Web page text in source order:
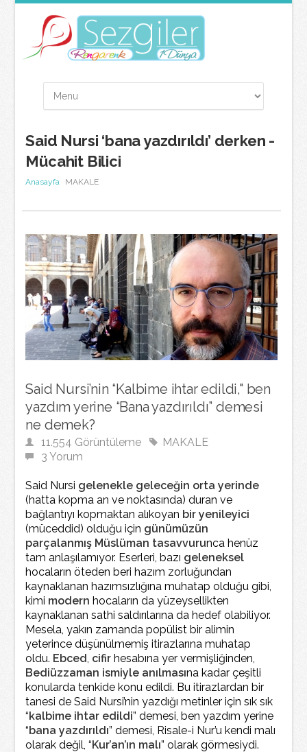
Said Nursi ‘bana yazdırıldı’ derken -
Mücahit Bilici
Anasayfa MAKALE
Said Nursi’nin “Kalbime ihtar edildi," ben
yazdım yerine “Bana yazdırıldı” demesi
ne demek?
11.554 Görüntüleme
MAKALE
3 Yorum
Said Nursi gelenekle geleceğin orta yerinde
(hatta kopma an ve noktasında) duran ve
bağlantıyı kopmaktan alıkoyan bir yenileyici
(müceddid) olduğu için günümüzün
parçalanmış Müslüman tasavvurunca henüz
tam anlaşılamıyor. Eserleri, bazı geleneksel
hocaların öteden beri hazım zorluğundan
kaynaklanan hazımsızlığına muhatap olduğu gibi,
kimi modern hocaların da yüzeysellikten
kaynaklanan sathi saldırılarına da hedef olabiliyor.
Mesela, yakın zamanda popülist bir alimin
yeterince düşünülmemiş itirazlarına muhatap
oldu. Ebced, cifir hesabına yer vermişliğinden,
Bediüzzaman ismiyle anılmasına kadar çeşitli
konularda tenkide konu edildi. Bu itirazlardan bir
tanesi de Said Nursi’nin yazdığı metinler için sık sık
“kalbime ihtar edildi” demesi, ben yazdım yerine
“bana yazdırıldı” demesi, Risale-i Nur’u kendi malı
olarak değil, “Kur’an’ın malı” olarak görmesiydi.